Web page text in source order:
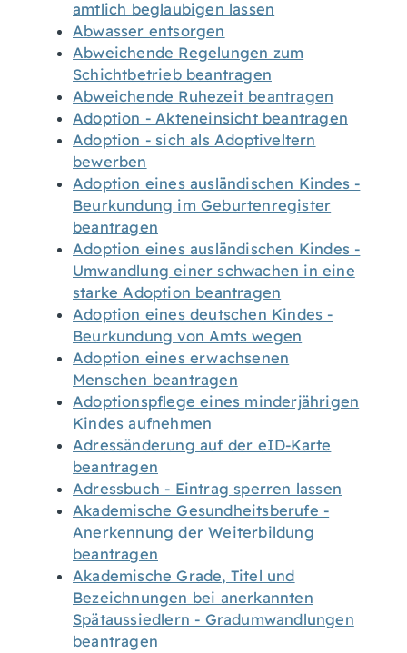
amtlich beglaubigen lassen
Abwasser entsorgen
Abweichende Regelungen zum
Schichtbetrieb beantragen
Abweichende Ruhezeit beantragen
Adoption - Akteneinsicht beantragen
Adoption - sich als Adoptiveltern
bewerben
Adoption eines ausländischen Kindes -
Beurkundung im Geburtenregister
beantragen
Adoption eines ausländischen Kindes -
Umwandlung einer schwachen in eine
starke Adoption beantragen
Adoption eines deutschen Kindes -
Beurkundung von Amts wegen
Adoption eines erwachsenen
Menschen beantragen
Adoptionspflege eines minderjährigen
Kindes aufnehmen
Adressänderung auf der eID-Karte
beantragen
Adressbuch - Eintrag sperren lassen
Akademische Gesundheitsberufe -
Anerkennung der Weiterbildung
beantragen
Akademische Grade, Titel und
Bezeichnungen bei anerkannten
Spätaussiedlern - Gradumwandlungen
beantragen